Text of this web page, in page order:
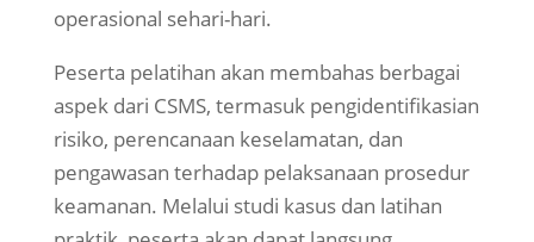
operasional sehari-hari.
Peserta pelatihan akan membahas berbagai
aspek dari CSMS, termasuk pengidentifikasian
risiko, perencanaan keselamatan, dan
pengawasan terhadap pelaksanaan prosedur
keamanan. Melalui studi kasus dan latihan